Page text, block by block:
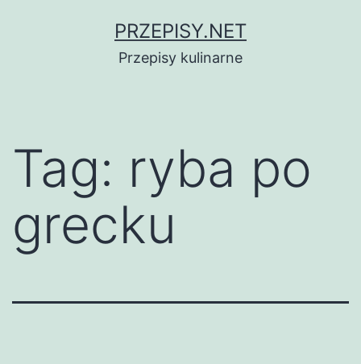
PRZEPISY.NET
Przepisy kulinarne
Tag: ryba po
grecku